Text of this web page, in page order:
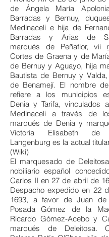
de Ángela María
Barradas y Bernuy,
Medinaceli e hija de
Barradas y Arias de
marqués de Peñaflor, vii
Cortes de Graenay de
de Bernuy y Aguayo, hija
Bautista de Bernuy y
de Benamejí. El nombre
refiere a los municipios
Denia yTarifa, vinculados
Medinaceli a través de
marqués de Deniay
Victoria Elisabeth de
Langenburg es la actual
(Wiki)
El marquesado de
nobiliario español
Carlos II en 27 de abril de
Despacho expedido en 22
1693, a favor de Juan de
Posada Gómez de la
Ricardo Gómez-Acebo y
marqués de Deleitosa.